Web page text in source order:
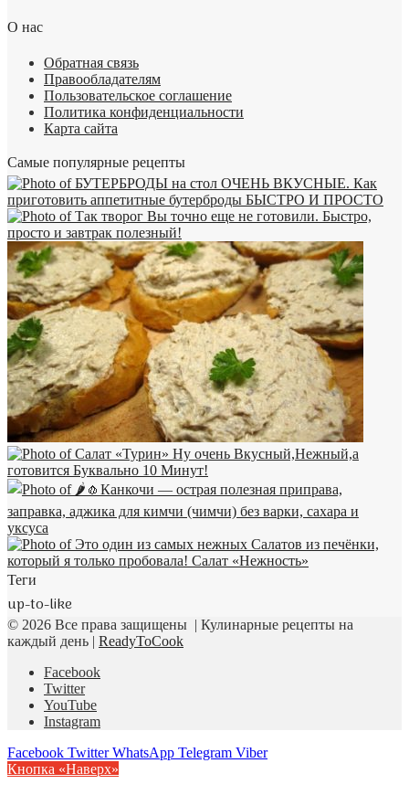
О нас
Обратная связь
Правообладателям
Пользовательское соглашение
Политика конфиденциальности
Карта сайта
Самые популярные рецепты
Теги
up-to-like
© 2026 Все права защищены | Кулинарные рецепты на
каждый день | ReadyToCook
Facebook
Twitter
YouTube
Instagram
Facebook Twitter WhatsApp Telegram Viber
Кнопка «Наверх»